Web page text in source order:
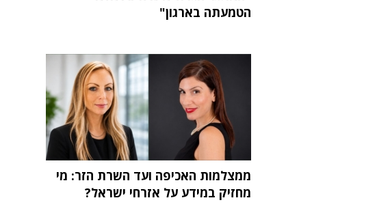
הטמעתה בארגון"
ממצלמות האכיפה ועד השרת הזר: מי
מחזיק במידע על אזרחי ישראל?